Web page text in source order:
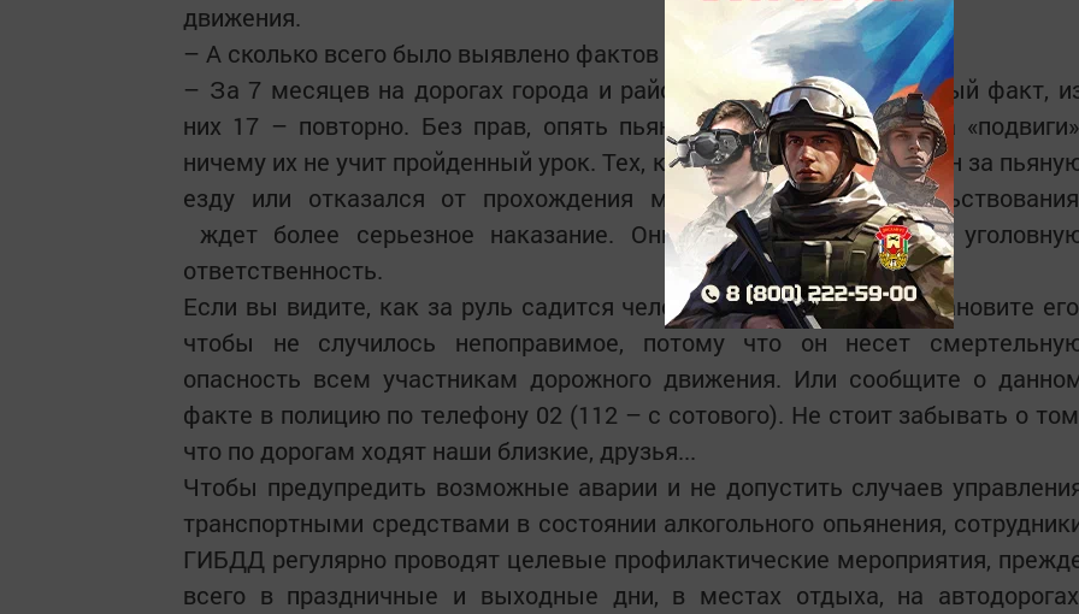
движения.
– А сколько всего было выявлено фактов нетрезвого вождения?
– За 7 месяцев на дорогах города и района выявлен 171 подобный факт,
них 17 – повторно. Без прав, опять пьяные... Снова потянуло на
ничему их не учит пройденный урок. Тех, кто уже ранее был наказан за
езду или отказался от прохождения медицинского
ждет более серьезное наказание. Они «зарабатывают» себе
ответственность.
Если вы видите, как за руль садится человек в пьяном виде, остановите
чтобы не случилось непоправимое, потому что он несет
опасность всем участникам дорожного движения. Или сообщите о
факте в полицию по телефону 02 (112 – с сотового). Не стоит забывать о
что по дорогам ходят наши близкие, друзья...
Чтобы предупредить возможные аварии и не допустить случаев
транспортными средствами в состоянии алкогольного опьянения,
ГИБДД регулярно проводят целевые профилактические мероприятия,
всего в праздничные и выходные дни, в местах отдыха, на